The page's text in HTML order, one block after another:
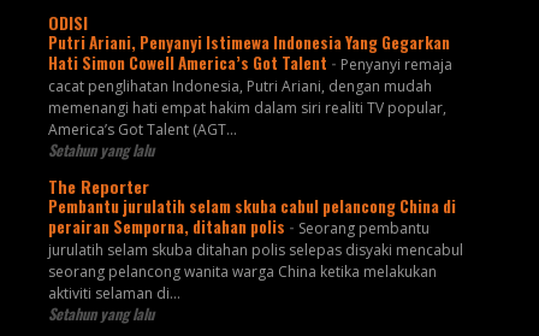
ODISI
Putri Ariani, Penyanyi Istimewa Indonesia Yang Gegarkan
Hati Simon Cowell America’s Got Talent - Penyanyi remaja
cacat penglihatan Indonesia, Putri Ariani, dengan mudah
memenangi hati empat hakim dalam siri realiti TV popular,
America’s Got Talent (AGT...
Setahun yang lalu
The Reporter
Pembantu jurulatih selam skuba cabul pelancong China di
perairan Semporna, ditahan polis - Seorang pembantu
jurulatih selam skuba ditahan polis selepas disyaki mencabul
seorang pelancong wanita warga China ketika melakukan
aktiviti selaman di...
Setahun yang lalu